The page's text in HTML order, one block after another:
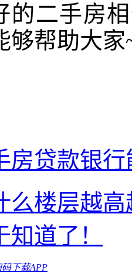
的二手房
够帮助大家
房贷款银
么楼层越
道了！
码下载APP